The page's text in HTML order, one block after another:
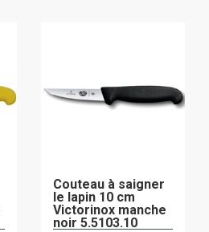
Couteau à saigner
le lapin 10 cm
Victorinox manche
noir 5.5103.10